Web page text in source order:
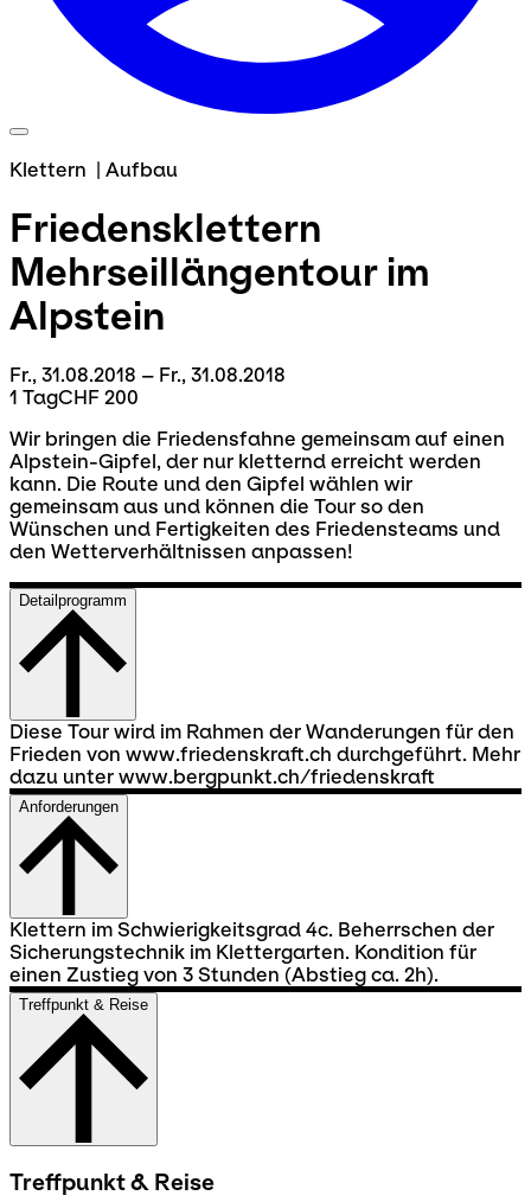
Klettern | Aufbau
Friedensklettern
Mehrseillängentour im
Alpstein
Fr., 31.08.2018 – Fr., 31.08.2018
1 TagCHF 200
Wir bringen die Friedensfahne gemeinsam auf einen
Alpstein-Gipfel, der nur kletternd erreicht werden
kann. Die Route und den Gipfel wählen wir
gemeinsam aus und können die Tour so den
Wünschen und Fertigkeiten des Friedensteams und
den Wetterverhältnissen anpassen!
Detailprogramm
Diese Tour wird im Rahmen der Wanderungen für den
Frieden von www.friedenskraft.ch durchgeführt. Mehr
dazu unter www.bergpunkt.ch/friedenskraft
Anforderungen
Klettern im Schwierigkeitsgrad 4c. Beherrschen der
Sicherungstechnik im Klettergarten. Kondition für
einen Zustieg von 3 Stunden (Abstieg ca. 2h).
Treffpunkt & Reise
Treffpunkt & Reise